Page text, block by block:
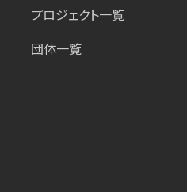
プロジェクト一覧
団体一覧